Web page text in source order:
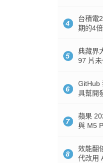
4
台積電
期的4
5
典藏界
97 片
6
GitHub
具幫開
7
蘋果
與 M5
8
效能翻
代改用